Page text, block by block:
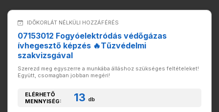
IDŐKORLÁT NÉLKÜLI HOZZÁFÉRÉS
07153012 Fogyóelektródás védőgázas
ívhegesztő képzés 🔥Tűzvédelmi
szakvizsgával
Szerezd meg egyszerre a munkába álláshoz szükséges feltételeket!
Együtt, csomagban jobban megéri!
ELÉRHETŐ
MENNYISÉG:
13 db